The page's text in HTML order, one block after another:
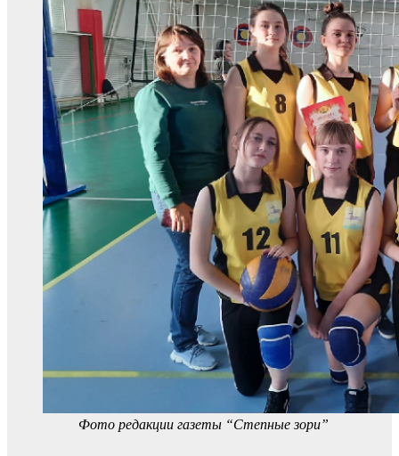
Фото редакции газеты “Степные зори”